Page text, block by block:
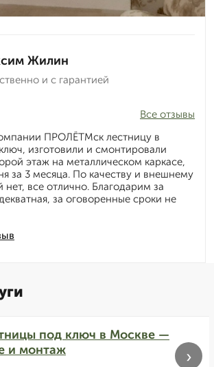
Жилин
и с гарантией
Все отзывы
ПРОЛЁТМск лестницу в
изготовили и смонтировали
этаж на металлическом каркасе,
за 3 месяца. По качеству и внешнему
нет, все отлично. Благодарим за
за оговоренные сроки не
под ключ в Москве —
и монтаж
›